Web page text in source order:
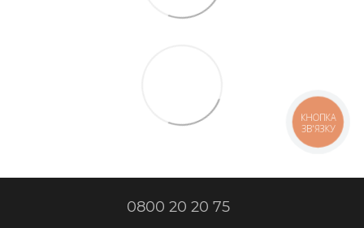
0800 20 20 75
КНОПКА
ЗВ'ЯЗКУ